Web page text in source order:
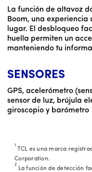
La función de altavoz
Boom, una
lugar. El desbloqueo
huella permiten un
manteniendo tu
SENSORES
GPS, acelerómetro
sensor de luz, brújula
giroscopio y barómetro
1
TCL es una marca
Corporation.
2
La función de detección